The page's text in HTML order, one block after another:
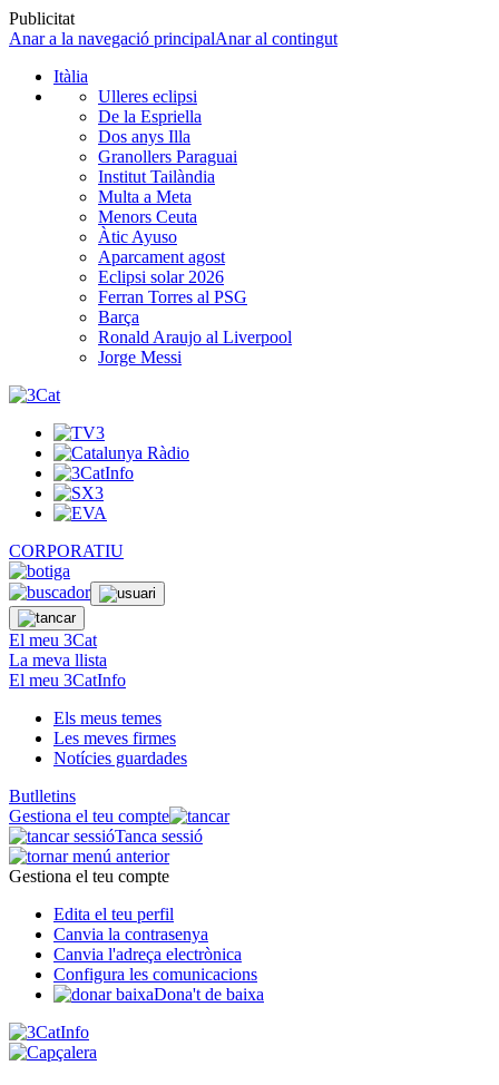
Publicitat
Anar a la navegació principalAnar al contingut
Itàlia
Ulleres eclipsi
De la Espriella
Dos anys Illa
Granollers Paraguai
Institut Tailàndia
Multa a Meta
Menors Ceuta
Àtic Ayuso
Aparcament agost
Eclipsi solar 2026
Ferran Torres al PSG
Barça
Ronald Araujo al Liverpool
Jorge Messi
CORPORATIU
El meu 3Cat
La meva llista
El meu 3CatInfo
Els meus temes
Les meves firmes
Notícies guardades
Butlletins
Gestiona el teu compte
Tanca sessió
Gestiona el teu compte
Edita el teu perfil
Canvia la contrasenya
Canvia l'adreça electrònica
Configura les comunicacions
Dona't de baixa